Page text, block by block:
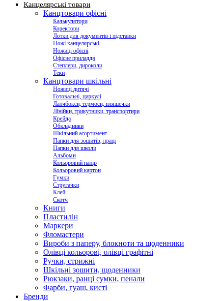
Канцелярські товари
Канцтовари офісні
Калькулятори
Коректори
Лотки для документів і підставки
Ножі канцелярські
Ножиці офісні
Офісне приладдя
Степлери, дироколи
Теки
Канцтовари шкільні
Ножиці дитячі
Готовальні, циркулі
Ланчбокси, термоси, пляшечки
Лінійки, трикутники, транспортири
Крейда
Обкладинки
Шкільний асортимент
Папки для зошитів, праці
Папки для школи
Альбоми
Кольоровий папір
Кольоровий картон
Гумки
Стругачки
Клей
Скотч
Книги
Пластилін
Маркери
Фломастери
Вироби з паперу, блокноти та щоденники
Олівці кольорові, олівці графітні
Ручки, стрижні
Шкільні зошити, щоденники
Рюкзаки, ранці сумки, пенали
Фарби, гуаш, кисті
Бренди